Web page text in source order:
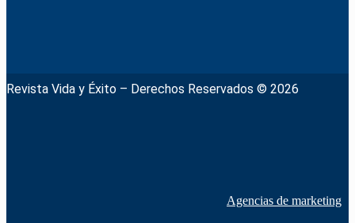
Revista Vida y Éxito – Derechos Reservados © 2026
Agencias de marketing